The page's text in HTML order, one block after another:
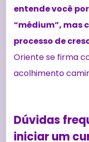
entende você
“médium”, mas
processo de
Oriente se firma
acolhimento
Dúvidas
iniciar um